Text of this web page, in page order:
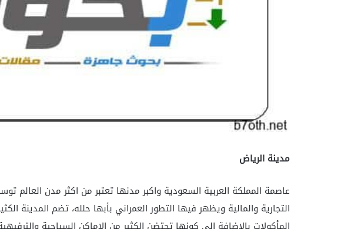
مدينة الرياض
عاصمة المملكة العربية السعودية واكبر مدنها تعتبر من اكثر مدن العالم
التجارية والمالية ويظهر فيها التطور العمراني بأبها حلله، تضم المدينة